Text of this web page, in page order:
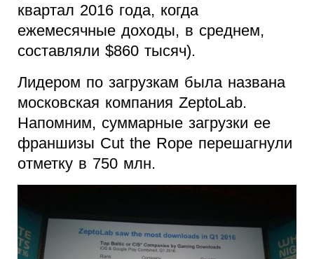
квартал 2016 года, когда
ежемесячные доходы, в среднем,
составляли $860 тысяч).
Лидером по загрузкам была названа
московская компания ZeptoLab.
Напомним, суммарные загрузки ее
франшизы Cut the Rope перешагнули
отметку в 750 млн.